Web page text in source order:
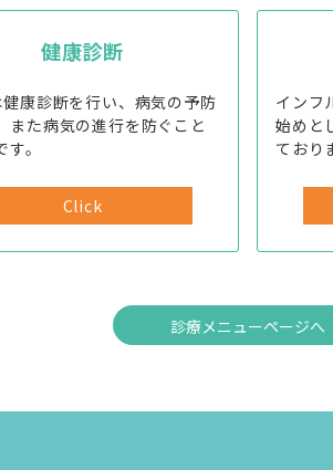
健康診断
康診断を行い、病気の予防
また病気の進行を防ぐこと
。
Click
インフ
始めと
ており
診療メニューページへ